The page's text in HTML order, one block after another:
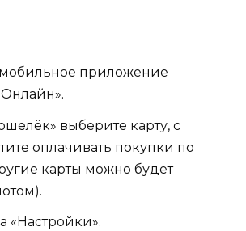
приложение
выберите карту, с
оплачивать покупки по
карты можно будет
«Настройки».